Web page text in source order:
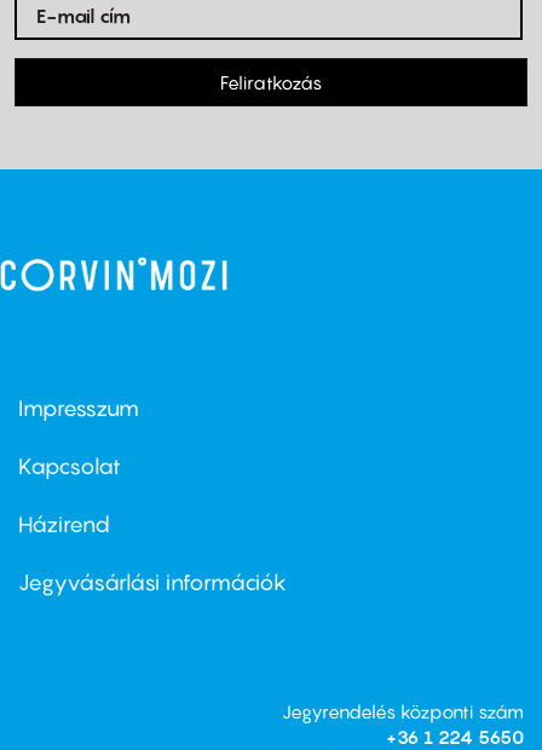
Feliratkozás
Footer
first
Impresszum
Kapcsolat
Footer
second
Házirend
Jegyvásárlási információk
Jegyrendelés központi szám
+36 1 224 5650